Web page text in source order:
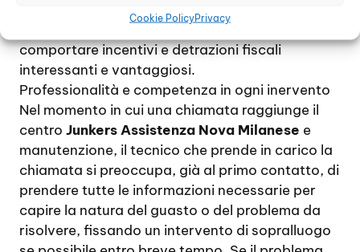
Cookie PolicyPrivacy
caldaia di ultima generazione (ad esempio, un
modello a condensazione), potrebbe
comportare incentivi e detrazioni fiscali
interessanti e vantaggiosi.
Professionalità e competenza in ogni inervento
Nel momento in cui una chiamata raggiunge il
centro Junkers Assistenza Nova Milanese e
manutenzione, il tecnico che prende in carico la
chiamata si preoccupa, già al primo contatto, di
prendere tutte le informazioni necessarie per
capire la natura del guasto o del problema da
risolvere, fissando un intervento di sopralluogo